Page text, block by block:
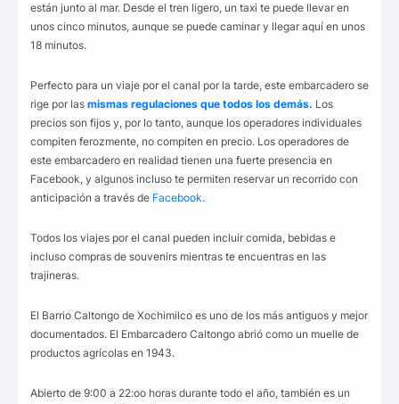
están junto al mar. Desde el tren ligero, un taxi te puede llevar en
unos cinco minutos, aunque se puede caminar y llegar aquí en unos
18 minutos.
Perfecto para un viaje por el canal por la tarde, este embarcadero se
rige por las mismas regulaciones que todos los demás. Los
precios son fijos y, por lo tanto, aunque los operadores individuales
compiten ferozmente, no compiten en precio. Los operadores de
este embarcadero en realidad tienen una fuerte presencia en
Facebook, y algunos incluso te permiten reservar un recorrido con
anticipación a través de Facebook.
Todos los viajes por el canal pueden incluir comida, bebidas e
incluso compras de souvenirs mientras te encuentras en las
trajineras.
El Barrio Caltongo de Xochimilco es uno de los más antiguos y mejor
documentados. El Embarcadero Caltongo abrió como un muelle de
productos agrícolas en 1943.
Abierto de 9:00 a 22:oo horas durante todo el año, también es un